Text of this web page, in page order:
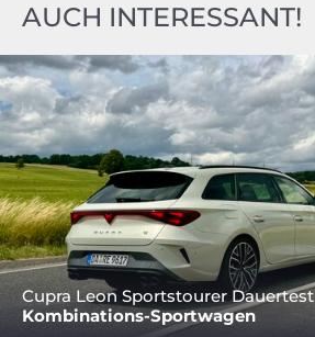
AUCH INTERESSANT!
Cupra Leon Sportstourer Dauertest
Kombinations-Sportwagen